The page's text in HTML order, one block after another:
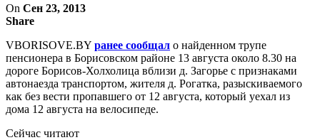
On Сен 23, 2013
Share
VBORISOVE.BY ранее сообщал о найденном трупе
пенсионера в Борисовском районе 13 августа около 8.30 на
дороге Борисов-Холхолица вблизи д. Загорье с признаками
автонаезда транспортом, жителя д. Рогатка, разыскиваемого
как без вести пропавшего от 12 августа, который уехал из
дома 12 августа на велосипеде.
Сейчас читают